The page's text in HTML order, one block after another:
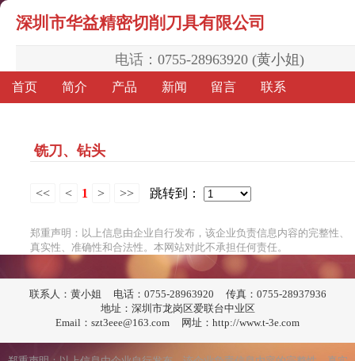
深圳市华益精密切削刀具有限公司
电话： 0755-28963920 (黄小姐)
首页 简介 产品 新闻 留言 联系
铣刀、钻头
<< < 1 > >> 跳转到：
郑重声明：以上信息由企业自行发布，该企业负责信息内容的完整性、
真实性、准确性和合法性。本网站对此不承担任何责任。
联系人：黄小姐 电话：0755-28963920
传真：0755-28937936
地址：深圳市龙岗区爱联台中业区
Email：szt3eee@163.com
网址：http://www.t-3e.com